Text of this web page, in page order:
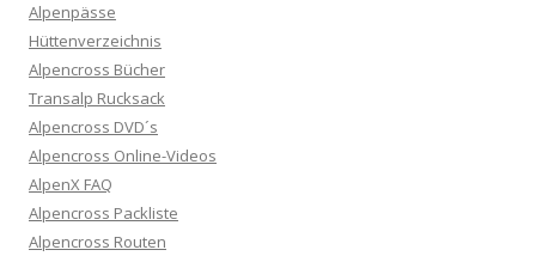
Alpenpässe
Hüttenverzeichnis
Alpencross Bücher
Transalp Rucksack
Alpencross DVD´s
Alpencross Online-Videos
AlpenX FAQ
Alpencross Packliste
Alpencross Routen